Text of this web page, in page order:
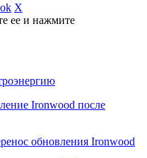
X
ее и нажмите
Ironwood после
обновления Ironwood